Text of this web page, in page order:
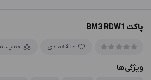
پاکت BM3 RDW1
علاقه‌مندی مقایسه
ویژگی‌ها